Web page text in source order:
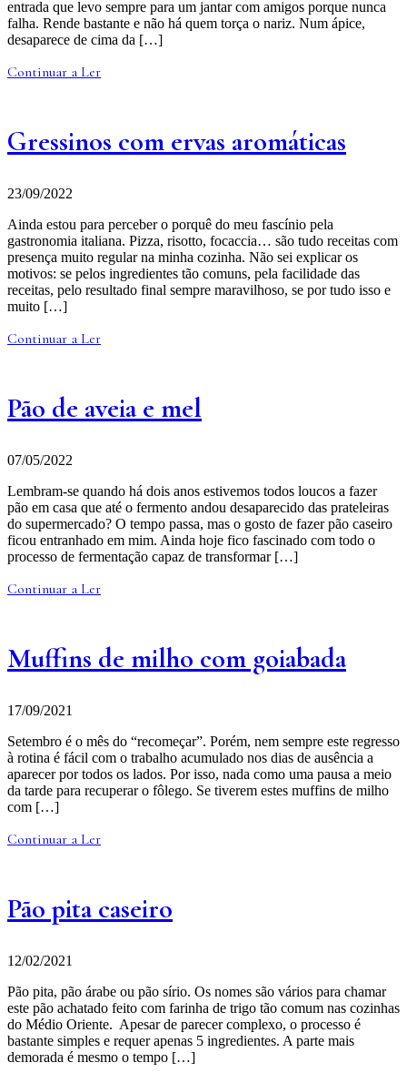
entrada que levo sempre para um jantar com amigos porque nunca
falha. Rende bastante e não há quem torça o nariz. Num ápice,
desaparece de cima da […]
Continuar a Ler
Gressinos com ervas aromáticas
23/09/2022
Ainda estou para perceber o porquê do meu fascínio pela
gastronomia italiana. Pizza, risotto, focaccia… são tudo receitas com
presença muito regular na minha cozinha. Não sei explicar os
motivos: se pelos ingredientes tão comuns, pela facilidade das
receitas, pelo resultado final sempre maravilhoso, se por tudo isso e
muito […]
Continuar a Ler
Pão de aveia e mel
07/05/2022
Lembram-se quando há dois anos estivemos todos loucos a fazer
pão em casa que até o fermento andou desaparecido das prateleiras
do supermercado? O tempo passa, mas o gosto de fazer pão caseiro
ficou entranhado em mim. Ainda hoje fico fascinado com todo o
processo de fermentação capaz de transformar […]
Continuar a Ler
Muffins de milho com goiabada
17/09/2021
Setembro é o mês do “recomeçar”. Porém, nem sempre este regresso
à rotina é fácil com o trabalho acumulado nos dias de ausência a
aparecer por todos os lados. Por isso, nada como uma pausa a meio
da tarde para recuperar o fôlego. Se tiverem estes muffins de milho
com […]
Continuar a Ler
Pão pita caseiro
12/02/2021
Pão pita, pão árabe ou pão sírio. Os nomes são vários para chamar
este pão achatado feito com farinha de trigo tão comum nas cozinhas
do Médio Oriente. Apesar de parecer complexo, o processo é
bastante simples e requer apenas 5 ingredientes. A parte mais
demorada é mesmo o tempo […]